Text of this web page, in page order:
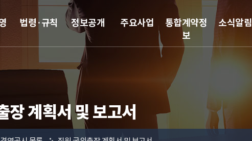
법령·규칙 정보공개 주요사업
통합계약정
보
소식알림
장 계획서 및 보고서